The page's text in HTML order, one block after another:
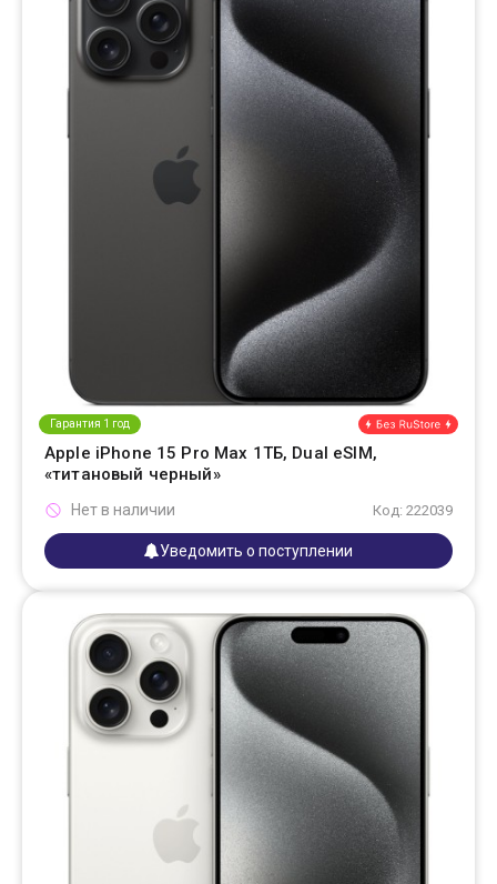
Гарантия 1 год
Apple iPhone 15 Pro Max 1ТБ, Dual eSIM,
«титановый черный»
Код: 222039
Нет в наличии
Уведомить о поступлении